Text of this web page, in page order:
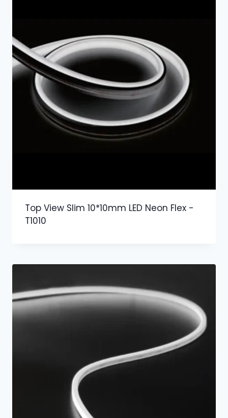
Top View Slim 10*10mm LED Neon Flex -
T1010